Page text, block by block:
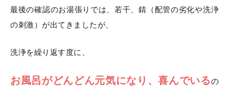
最後の確認のお湯張りでは、若干、錆（配管の劣化や洗浄
の刺激）が出てきましたが、
洗浄を繰り返す度に、
お風呂がどんどん元気になり、喜んでいるの